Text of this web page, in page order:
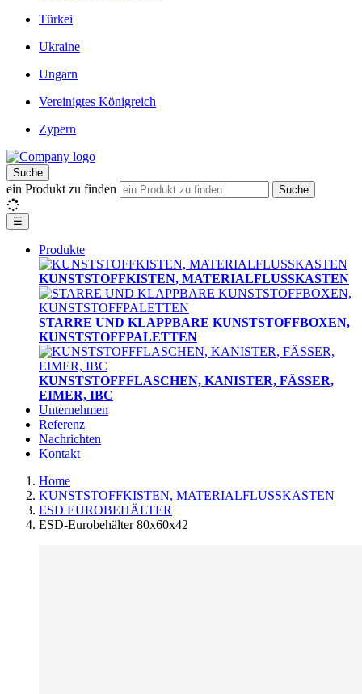
Türkei
Ukraine
Ungarn
Vereinigtes Königreich
Zypern
Suche
ein Produkt zu finden Suche
☰
Produkte
KUNSTSTOFFKISTEN, MATERIALFLUSSKASTEN
STARRE UND KLAPPBARE KUNSTSTOFFBOXEN,
KUNSTSTOFFPALETTEN
KUNSTSTOFFFLASCHEN, KANISTER, FÄSSER,
EIMER, IBC
Unternehmen
Referenz
Nachrichten
Kontakt
Home
KUNSTSTOFFKISTEN, MATERIALFLUSSKASTEN
ESD EUROBEHÄLTER
ESD-Eurobehälter 80x60x42